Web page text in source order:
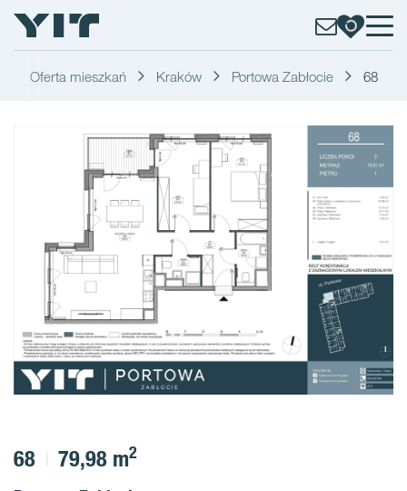
Oferta mieszkań Kraków Portowa Zabłocie 68
68 79,98 m2